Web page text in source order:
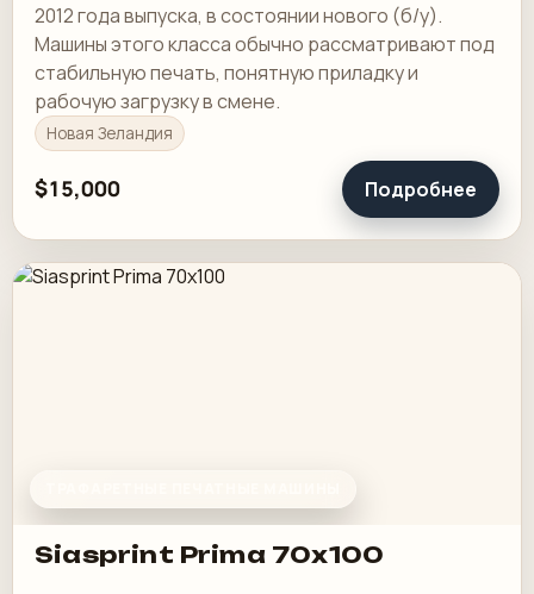
2012 года выпуска, в состоянии нового (б/у).
Машины этого класса обычно рассматривают под
стабильную печать, понятную приладку и
рабочую загрузку в смене.
Новая Зеландия
$15,000 Подробнее
Siasprint Prima 70x100